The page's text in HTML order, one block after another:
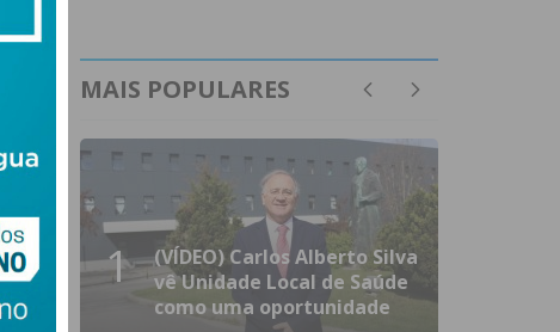
MAIS POPULARES
1
(VÍDEO) Carlos Alberto Silva
vê Unidade Local de Saúde
como uma oportunidade